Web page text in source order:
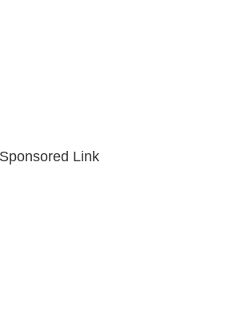
Sponsored Link